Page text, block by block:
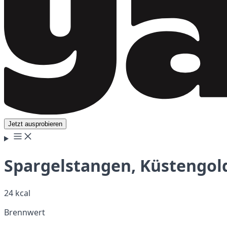
Jetzt ausprobieren
Spargelstangen,
24 kcal
Brennwert